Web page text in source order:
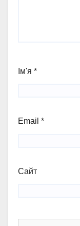
Ім'я *
Email *
Сайт